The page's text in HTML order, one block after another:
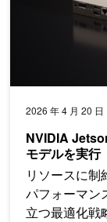
2026 年 4 月 20 日
NVIDIA
モデルを実行
リソースに
パフォーマン
立つ最適化戦